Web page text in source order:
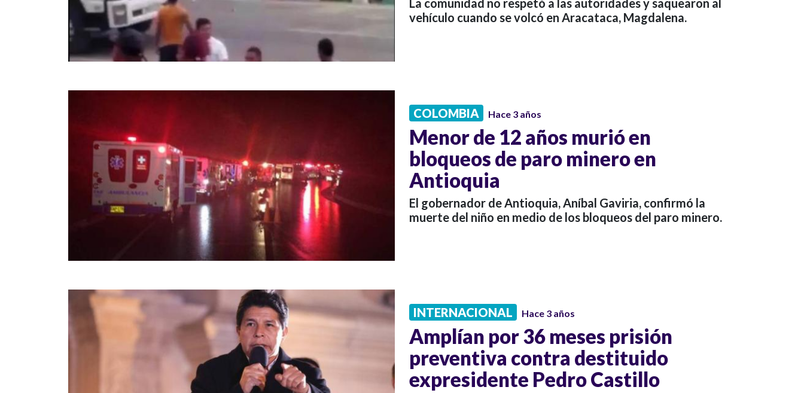
La comunidad no respetó a las autoridades y saquearon al
vehículo cuando se volcó en Aracataca, Magdalena.
COLOMBIA Hace 3 años
Menor de 12 años murió en
bloqueos de paro minero en
Antioquia
El gobernador de Antioquia, Aníbal Gaviria, confirmó la
muerte del niño en medio de los bloqueos del paro minero.
INTERNACIONAL Hace 3 años
Amplían por 36 meses prisión
preventiva contra destituido
expresidente Pedro Castillo